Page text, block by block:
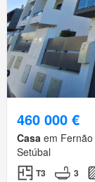
460 000 €
Casa em
Setúbal
T3 3